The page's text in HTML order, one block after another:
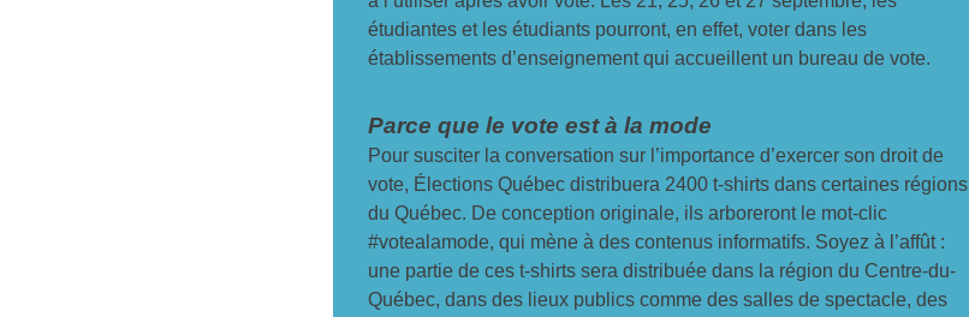
étudiantes et les étudiants pourront, en effet, voter dans les
établissements d’enseignement qui accueillent un bureau de vote.
Parce que le vote est à la mode
Pour susciter la conversation sur l’importance d’exercer son droit de
vote, Élections Québec distribuera 2400 t-shirts dans certaines régions
du Québec. De conception originale, ils arboreront le mot-clic
#votealamode, qui mène à des contenus informatifs. Soyez à l’affût :
une partie de ces t-shirts sera distribuée dans la région du Centre-du-
Québec, dans des lieux publics comme des salles de spectacle, des